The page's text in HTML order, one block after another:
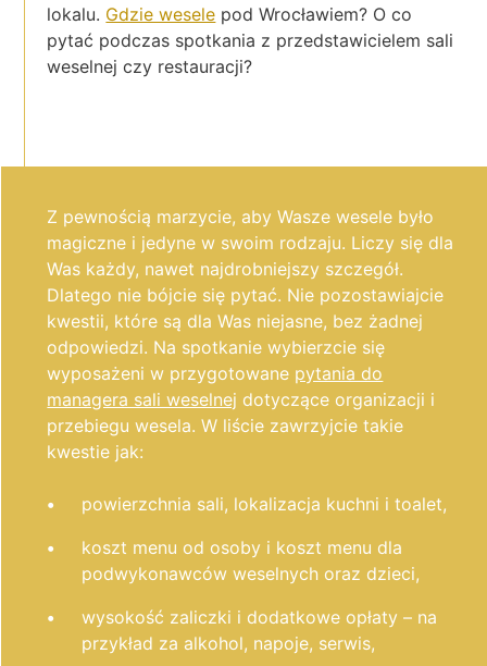
lokalu. Gdzie wesele pod Wrocławiem? O co
pytać podczas spotkania z przedstawicielem sali
weselnej czy restauracji?
Z pewnością marzycie, aby Wasze wesele było
magiczne i jedyne w swoim rodzaju. Liczy się dla
Was każdy, nawet najdrobniejszy szczegół.
Dlatego nie bójcie się pytać. Nie pozostawiajcie
kwestii, które są dla Was niejasne, bez żadnej
odpowiedzi. Na spotkanie wybierzcie się
wyposażeni w przygotowane pytania do
managera sali weselnej dotyczące organizacji i
przebiegu wesela. W liście zawrzyjcie takie
kwestie jak:
powierzchnia sali, lokalizacja kuchni i toalet,
koszt menu od osoby i koszt menu dla
podwykonawców weselnych oraz dzieci,
wysokość zaliczki i dodatkowe opłaty – na
przykład za alkohol, napoje, serwis,